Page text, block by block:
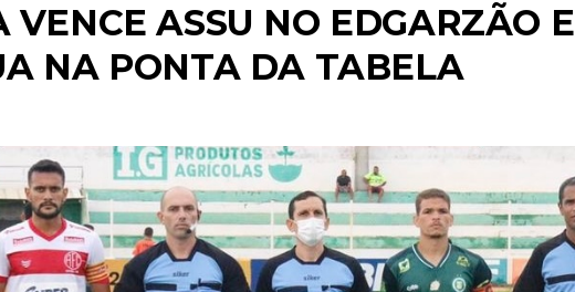
VENCE ASSU NO EDGARZÃO E
NA PONTA DA TABELA